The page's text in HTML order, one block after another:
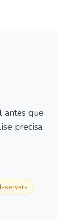
antes que
precisa.
servers